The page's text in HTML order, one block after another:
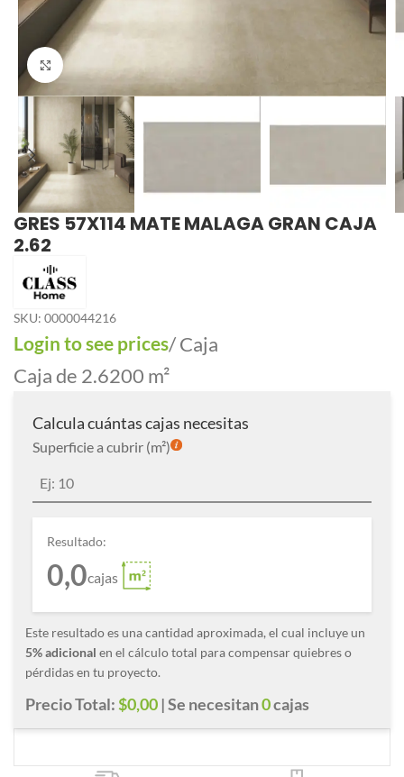
GRES 57X114 MATE MALAGA GRAN CAJA
2.62
SKU: 0000044216
Login to see prices/ Caja
Caja de 2.6200 m²
Calcula cuántas cajas necesitas
Superficie a cubrir (m²)
Resultado:
0,0cajas
Este resultado es una cantidad aproximada, el cual incluye un
5% adicional en el cálculo total para compensar quiebres o
pérdidas en tu proyecto.
Precio Total:$0,00| Se necesitan0cajas